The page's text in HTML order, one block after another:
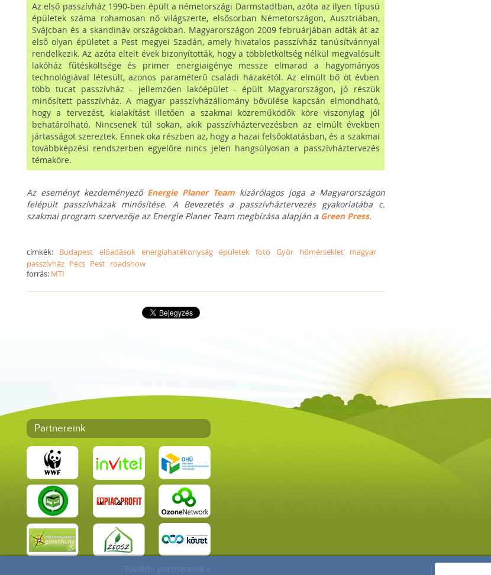
Az első passzívház 1990-ben épült a németországi Darmstadtban, azóta az ilyen típusú
épületek száma rohamosan nő világszerte, elsősorban Németországon, Ausztriában,
Svájcban és a skandináv országokban. Magyarországon 2009 februárjában adták át az
első olyan épületet a Pest megyei Szadán, amely hivatalos passzívház tanúsítvánnyal
rendelkezik. Az azóta eltelt évek bizonyították, hogy a többletköltség nélkül megvalósult
lakóház fűtésköltsége és primer energiaigénye messze elmarad a hagyományos
technológiával létesült, azonos paraméterű családi házakétól. Az elmúlt bő öt évben
több tucat passzívház - jellemzően lakóépület - épült Magyarországon, jó részük
minősített passzívház. A magyar passzívházállomány bővülése kapcsán elmondható,
hogy a tervezést, kialakítást illetően a szakmai közreműködők köre viszonylag jól
behatárolható. Nincsenek túl sokan, akik passzívháztervezésben az elmúlt években
jártasságot szereztek. Ennek oka részben az, hogy a hazai felsőoktatásban, és a szakmai
továbbképzési rendszerben egyelőre nincs jelen hangsúlyosan a passzívháztervezés
témaköre.
Az eseményt kezdeményező Energie Planer Team kizárólagos joga a Magyarországon
felépült passzívházak minősítése. A Bevezetés a passzívháztervezés gyakorlatába c.
szakmai program szervezője az Energie Planer Team megbízása alapján a Green Press.
címkék: Budapest előadások energiahatékonyság épületek fotó Győr hőmérséklet
magyar
passzívház Pécs Pest roadshow
forrás: MTI
Partnereink
További partnereink »